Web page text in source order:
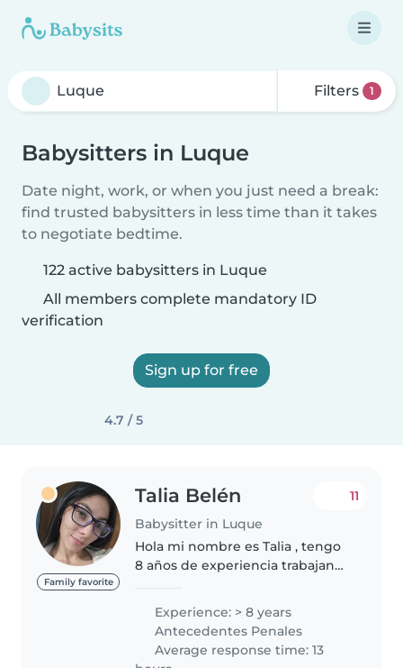
Filters 1
Babysitters in Luque
Date night, work, or when you just need a break:
find trusted babysitters in less time than it takes
to negotiate bedtime.
122 active babysitters in Luque
All members complete mandatory ID
verification
Sign up for free
4.7 / 5
Family favorite
Talia Belén
Babysitter in Luque
11
Hola mi nombre es Talia , tengo
8 años de experiencia trabajando
desde bebés hasta escolares. Soy
una niñera creativa, paciente y
empática que disfruta..
Experience: > 8 years
Antecedentes Penales
Average response time: 13